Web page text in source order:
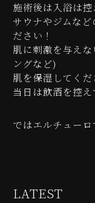
施術後は入浴は控
サウナやジムな
ださい！
肌に刺激を与え
ングなど)
肌を保湿してくだ
当日は飲酒を控え
ではエルチュー
LATEST